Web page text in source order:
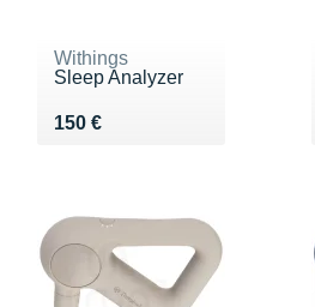
Withings
Sleep Analyzer
150 €
Vendu 150 €